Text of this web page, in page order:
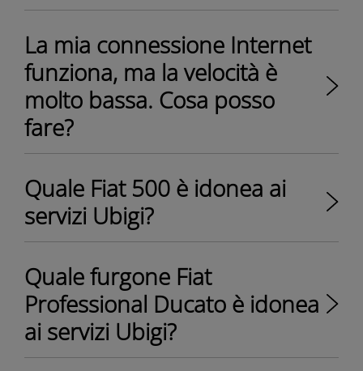
La mia connessione Internet
funziona, ma la velocità è
molto bassa. Cosa posso
fare?
Quale Fiat 500 è idonea ai
servizi Ubigi?
Quale furgone Fiat
Professional Ducato è idonea
ai servizi Ubigi?